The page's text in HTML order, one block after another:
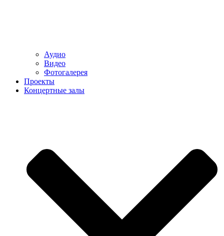
Аудио
Видео
Фотогалерея
Проекты
Концертные залы